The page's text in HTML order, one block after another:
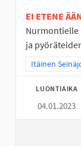
EI ETENE
Nurmontielle
ja
Rajaa
Itäinen
LUONTIAIKA
04.01.2023